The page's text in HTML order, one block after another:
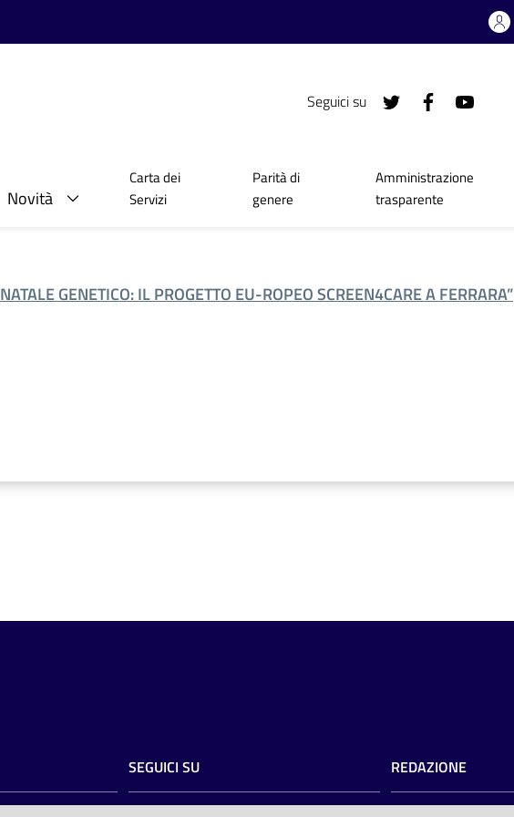
Seguici su
Novità
Carta dei
Servizi
Parità di
genere
Amministrazione
trasparente
GENETICO: IL PROGETTO EU-ROPEO SCREEN4CARE A FERRARA”
SEGUICI SU REDAZIONE